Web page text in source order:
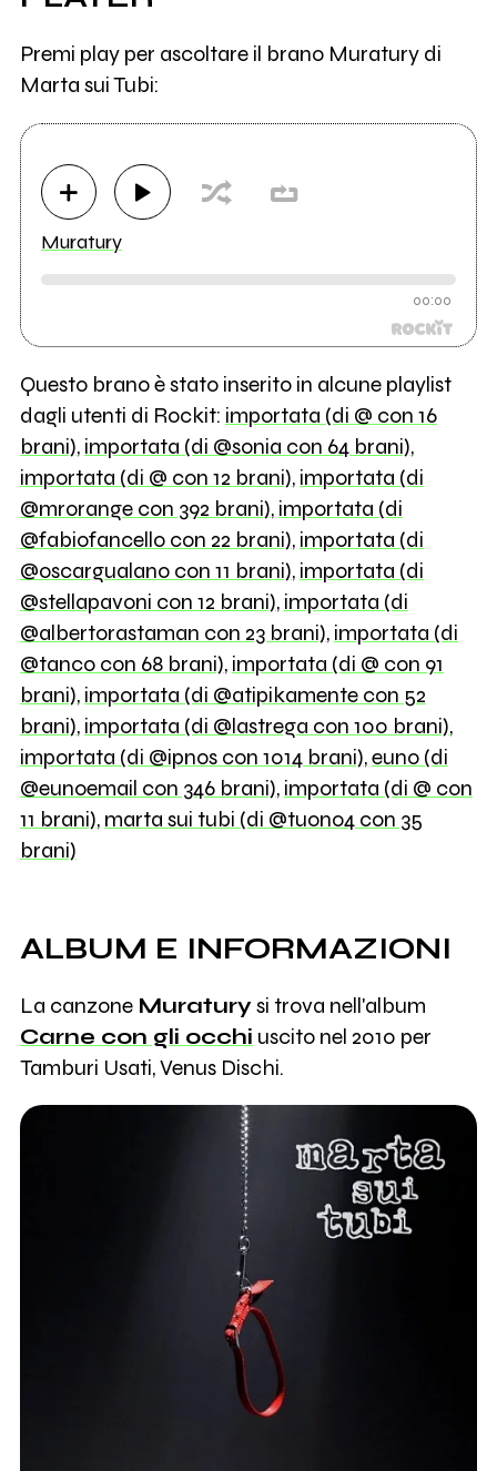
Premi play per ascoltare il brano Muratury di
Marta sui Tubi:
Muratury
00:00
Questo brano è stato inserito in alcune playlist
dagli utenti di Rockit: importata (di @ con 16
brani), importata (di @sonia con 64 brani),
importata (di @ con 12 brani), importata (di
@mrorange con 392 brani), importata (di
@fabiofancello con 22 brani), importata (di
@oscargualano con 11 brani), importata (di
@stellapavoni con 12 brani), importata (di
@albertorastaman con 23 brani), importata (di
@tanco con 68 brani), importata (di @ con 91
brani), importata (di @atipikamente con 52
brani), importata (di @lastrega con 100 brani),
importata (di @ipnos con 1014 brani),euno (di
@eunoemail con 346 brani), importata (di @ con
11 brani), marta sui tubi (di @tuono4 con 35
brani)
ALBUM E INFORMAZIONI
La canzone Muraturysi trova nell'album
Carne con gli occhi uscito nel 2010 per
Tamburi Usati, Venus Dischi.